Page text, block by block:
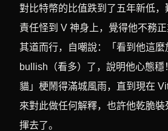
對比特幣的比值跌到了五年新低
責任怪到 V 神身上，覺得他不務
其道而行，自嘲說：「看到他這麼
bullish（看多）了，說明他心態
貓」梗鬧得滿城風雨，直到現在
來對此做任何解釋，也許他乾脆
揮去了。